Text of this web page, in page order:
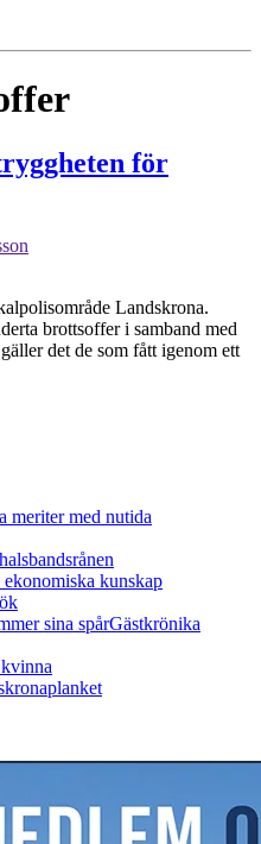
för
Landskrona.
brottsoffer i samband med
det de som fått igenom ett
meriter med nutida
kunskap
sina spårGästkrönika
planket